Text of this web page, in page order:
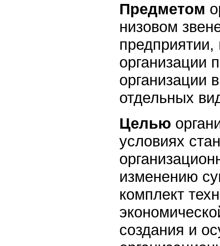
Предметом
низовом
организации
организации
отдельных
Целью
условиях
изменению
комплект
создания и